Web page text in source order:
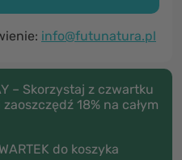
info@futunatura.pl
– Skorzystaj z czwartku
18% na całym
do koszyka